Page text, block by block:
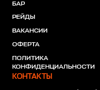
БАР
РЕЙДЫ
ВАКАНСИИ
ОФЕРТА
ПОЛИТИКА
КОНФИДЕНЦИАЛЬНОСТИ
КОНТАКТЫ